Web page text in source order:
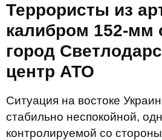
Террористы из
калибром 152-мм
город
центр АТО
Ситуация на востоке
стабильно неспокойной,
контролируемой со